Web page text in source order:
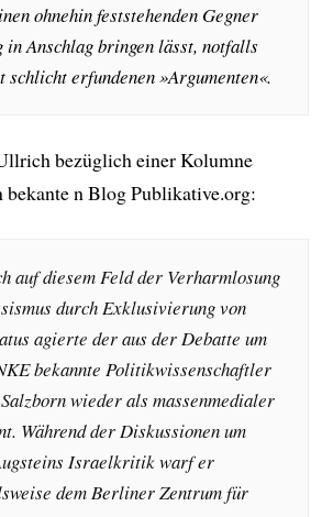
ohnehin feststehenden Gegner
in Anschlag bringen lässt, notfalls
schlicht erfundenen »Argumenten«.
bezüglich einer Kolumne
bekante n Blog Publikative.org:
auf diesem Feld der Verharmlosung
durch Exklusivierung von
agierte der aus der Debatte um
bekannte Politikwissenschaftler
wieder als massenmedialer
Während der Diskussionen um
Israelkritik warf er
dem Berliner Zentrum für